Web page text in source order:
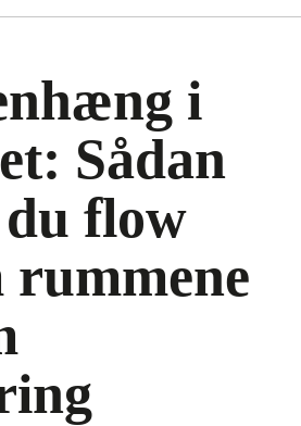
i
Sådan
flow
rummene